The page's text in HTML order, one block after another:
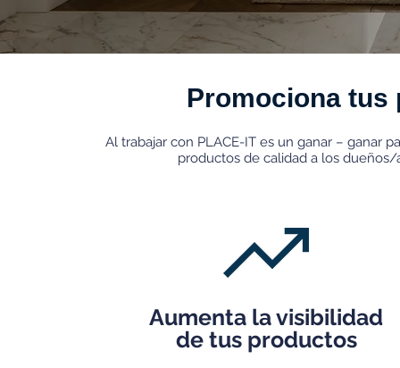
Promociona tus
Al trabajar con PLACE-IT es un ganar – ganar
productos de calidad a los
Aumenta la visibilidad
de tus productos